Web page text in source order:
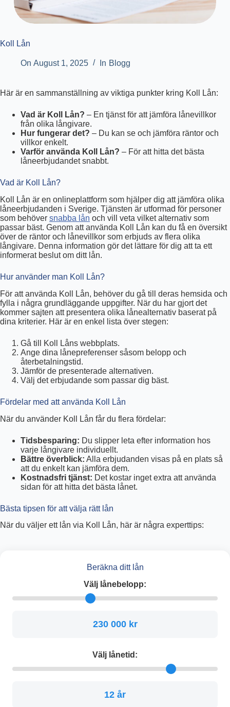
Koll Lån
On August 1, 2025 In Blogg
Här är en sammanställning av viktiga punkter kring Koll Lån:
Vad är Koll Lån? – En tjänst för att jämföra lånevillkor
från olika långivare.
Hur fungerar det? – Du kan se och jämföra räntor och
villkor enkelt.
Varför använda Koll Lån? – För att hitta det bästa
låneerbjudandet snabbt.
Vad är Koll Lån?
Koll Lån är en onlineplattform som hjälper dig att jämföra olika
låneerbjudanden i Sverige. Tjänsten är utformad för personer
som behöver snabba lån och vill veta vilket alternativ som
passar bäst. Genom att använda Koll Lån kan du få en översikt
över de räntor och lånevillkor som erbjuds av flera olika
långivare. Denna information gör det lättare för dig att ta ett
informerat beslut om ditt lån.
Hur använder man Koll Lån?
För att använda Koll Lån, behöver du gå till deras hemsida och
fylla i några grundläggande uppgifter. När du har gjort det
kommer sajten att presentera olika lånealternativ baserat på
dina kriterier. Här är en enkel lista över stegen:
Gå till Koll Låns webbplats.
Ange dina lånepreferenser såsom belopp och
återbetalningstid.
Jämför de presenterade alternativen.
Välj det erbjudande som passar dig bäst.
Fördelar med att använda Koll Lån
När du använder Koll Lån får du flera fördelar:
Tidsbesparing: Du slipper leta efter information hos
varje långivare individuellt.
Bättre överblick: Alla erbjudanden visas på en plats så
att du enkelt kan jämföra dem.
Kostnadsfri tjänst: Det kostar inget extra att använda
sidan för att hitta det bästa lånet.
Bästa tipsen för att välja rätt lån
När du väljer ett lån via Koll Lån, här är några experttips:
Beräkna ditt lån
Välj lånebelopp:
230 000 kr
Välj lånetid:
12 år